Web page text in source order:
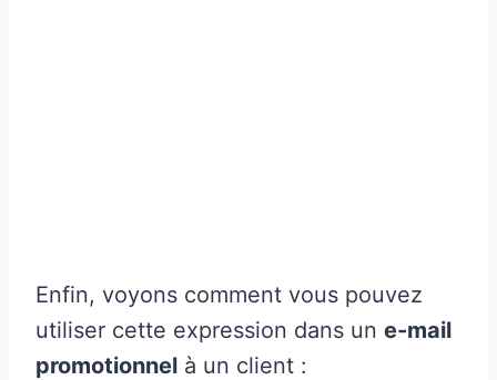
Enfin, voyons comment vous pouvez
utiliser cette expression dans un e-mail
promotionnel à un client :